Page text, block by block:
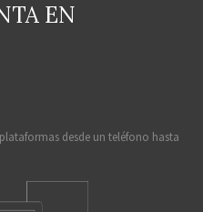
EN
desde un teléfono hasta